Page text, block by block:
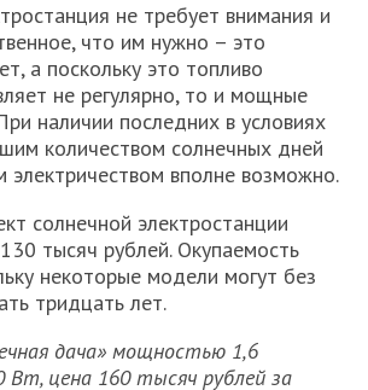
не требует внимания и
что им нужно – это
а поскольку это топливо
не регулярно, то и мощные
наличии последних в условиях
количеством солнечных дней
электричеством вполне возможно.
солнечной электростанции
тысяч рублей. Окупаемость
некоторые модели могут без
тридцать лет.
дача» мощностью 1,6
цена 160 тысяч рублей за